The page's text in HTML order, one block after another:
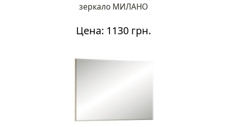
зеркало МИЛАНО
Цена: 1130 грн.